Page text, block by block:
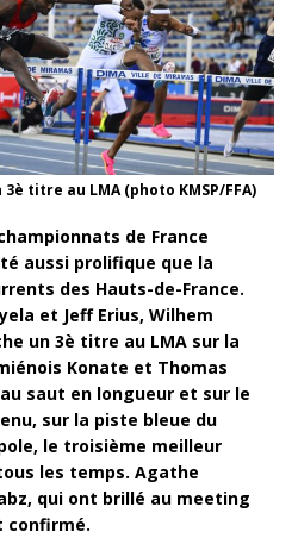
titre au LMA (photo KMSP/FFA)
de France
aussi prolifique que la
des Hauts-de-France.
et Jeff Erius, Wilhem
un 3è titre au LMA sur la
Konate et Thomas
saut en longueur et sur le
sur la piste bleue du
le troisième meilleur
les temps. Agathe
qui ont brillé au meeting
confirmé.